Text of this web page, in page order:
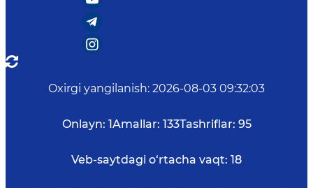
Oxirgi yangilanish: 2026-08-03 09:32:03
Onlayn: 1Amallar: 133Tashriflar: 95
Veb-saytdagi o‘rtacha vaqt: 18